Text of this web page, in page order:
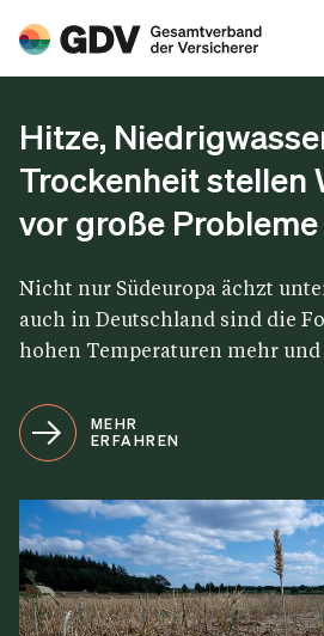
Hitze,
Trockenheit stellen
vor große Probleme
Nicht nur Südeuropa ächzt
auch in Deutschland sind die
hohen Temperaturen mehr
MEHR
ERFAHREN